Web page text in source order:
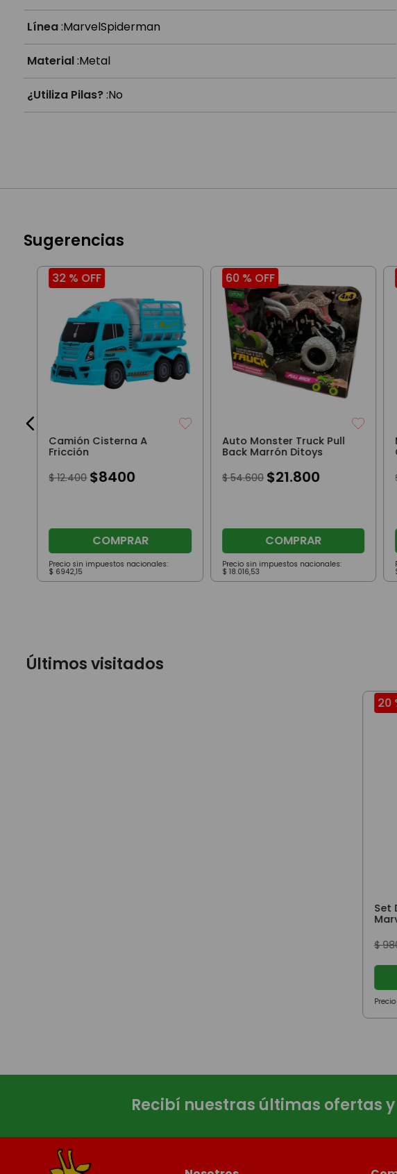
Línea:MarvelSpiderman
Material:Metal
¿Utiliza Pilas?:No
Sugerencias
32 % OFF
Camión Cisterna A
Fricción
$ 12.400 $8400
COMPRAR
Precio sin impuestos nacionales:
$ 6942,15
60 % OFF
Auto Monster Truck Pull
Back Marrón Ditoys
$ 54.600 $21.800
COMPRAR
Precio sin impuestos nacionales:
$ 18.016,53
Últimos visitados
20
Set
$
Recibí nuestras últimas ofertas